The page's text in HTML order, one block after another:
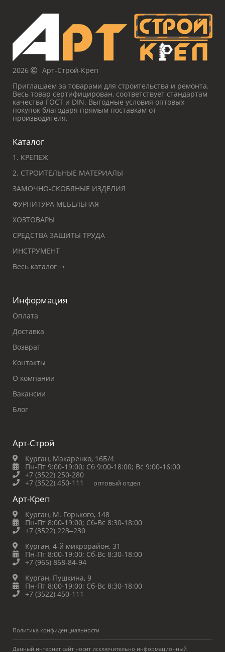
2026
Арт-Строй-Креп
Приглашаем за товарами для строительства и ремонта.
Весь товар сертифицирован, соответствует стандартам
качества ГОСТ и DIN. Выгодные условия оптовых
покупок благодаря прямым поставкам от
производителя.
Каталог
1. КРЕПЕЖ
2. СТРОИТЕЛЬНЫЕ МАТЕРИАЛЫ
ЗАМОЧНО-СКОБЯНЫЕ ИЗДЕЛИЯ
ФУРНИТУРА МЕБЕЛЬНАЯ
ХОЗТОВАРЫ
СРЕДСТВА ЗАЩИТЫ ТРУДА
ИНСТРУМЕНТ
Весь каталог ➝
Информация
Оплата
Доставка
Возврат
Контакты
О компании
Вакансии
Блог
Арт-Строй
Курган, Макаренко, 16Б/4
Пн-Пт 9:00-19:00; Сб 9:00-18:00; Вс 9:00-16:00
+7 (3522) 250-280
+7 (3522) 450-111
оптовый отдел
Арт-Креп
Курган, М. Горького, 148
Пн-Пт 8:00-19:00; Сб-Вс 8:30-18:00
+7 (3522) 223‒230
Курган, 4-й микрорайон, 31
Пн-Пт 8:00-19:00; Сб-Вс 8:30-18:00
+7 (965) 868-84-94
Курган, Пушкина, 9
Пн-Пт 8:00-19:00; Сб-Вс 8:30-18:00
+7 (3522) 450-111
Политика конфиденциальности
Данный интернет сайт носит исключительно информационный